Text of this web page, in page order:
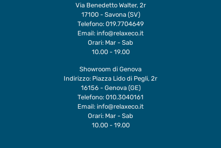
Via Benedetto Walter, 2r
17100 - Savona (SV)
Telefono: 019.7704649
Email: info@relaxeco.it
Orari: Mar - Sab
10.00 - 19.00
Showroom di Genova
Indirizzo: Piazza Lido di Pegli, 2r
16156 - Genova (GE)
Telefono: 010.3040161
Email: info@relaxeco.it
Orari: Mar - Sab
10.00 - 19.00